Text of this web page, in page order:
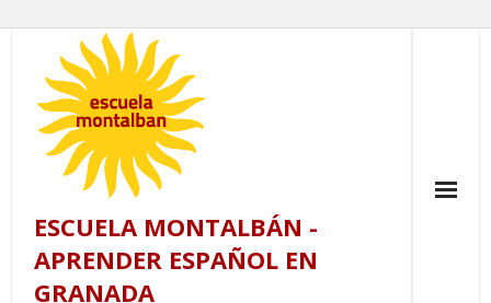
content
ESCUELA MONTALBÁN -
APRENDER ESPAÑOL EN
GRANADA